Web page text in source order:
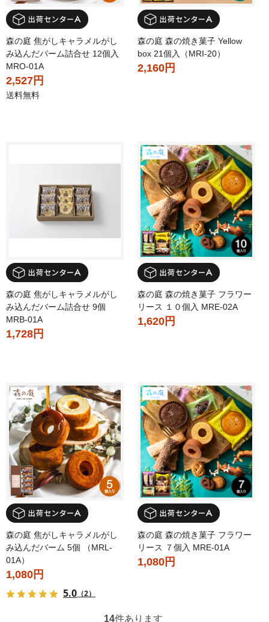
森の庭 焦がしキャラメルがし
み込んだバーム詰合せ 12個入
MRO-01A
2,527円
送料無料
森の庭 森の焼き菓子 Yellow
box 21個入（MRI-20）
2,160円
森の庭 焦がしキャラメルがし
み込んだバーム詰合せ 9個
MRB-01A
1,728円
森の庭 森の焼き菓子 フラワー
リース １０個入 MRE-02A
1,620円
森の庭 焦がしキャラメルがし
み込んだバーム 5個 （MRL-
01A）
1,080円
5.0 （2）
森の庭 森の焼き菓子 フラワー
リース ７個入 MRE-01A
1,080円
14件あります